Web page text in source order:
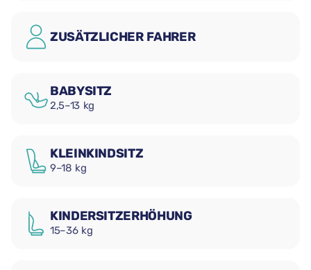
ZUSÄTZLICHER FAHRER
BABYSITZ
2,5–13 kg
KLEINKINDSITZ
9–18 kg
KINDERSITZERHÖHUNG
15–36 kg